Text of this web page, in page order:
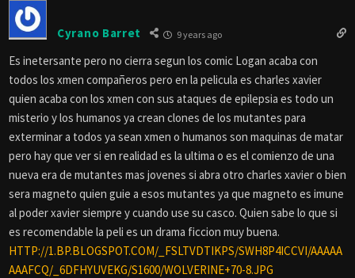
Cyrano Barret 9 years ago
Es inetersante pero no cierra segun los comic Logan acaba con
todos los xmen compañeros pero en la pelicula es charles xavier
quien acaba con los xmen con sus ataques de epilepsia es todo un
misterio y los humanos ya crean clones de los mutantes para
exterminar a todos ya sean xmen o humanos son maquinas de matar
pero hay que ver si en realidad es la ultima o es el comienzo de una
nueva era de mutantes mas jovenes si abra otro charles xavier o bien
sera magneto quien guie a esos mutantes ya que magneto es imune
al poder xavier siempre y cuando use su casco. Quien sabe lo que si
es recomendable la peli es un drama ficcion muy buena.
HTTP://1.BP.BLOGSPOT.COM/_FSLTVDTIKPS/SWH8P4ICCVI/AAAAA
AAAFCQ/_6DFHYUVEKG/S1600/WOLVERINE+70-8.JPG